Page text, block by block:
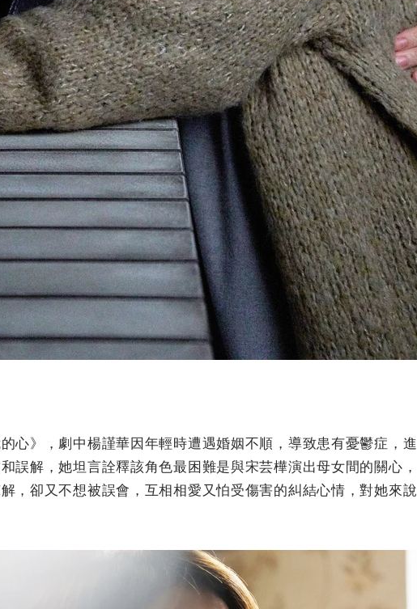
心》，劇中楊謹華因年輕時遭遇婚姻不順，導致患有憂鬱症，進
誤解，她坦言詮釋該角色最困難是與宋芸樺演出母女間的關心，
，卻又不想被誤會，互相相愛又怕受傷害的糾結心情，對她來說